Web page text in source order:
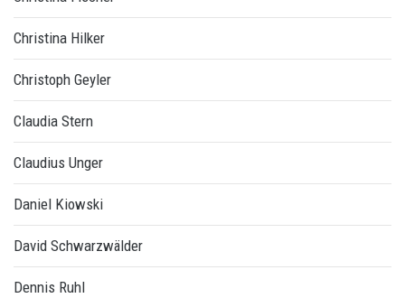
Christina Hilker
Christoph Geyler
Claudia Stern
Claudius Unger
Daniel Kiowski
David Schwarzwälder
Dennis Ruhl